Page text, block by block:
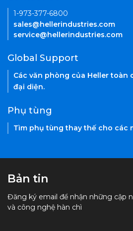
1-973-377-6800
sales@hellerindustries.com
service@hellerindustries.com
Global Support
Các văn phòng của Heller toàn
đại diện.
Phụ tùng
Tìm phụ tùng thay thế cho các
Bản tin
Đăng ký email để nhận những cập
và công nghệ hàn chì